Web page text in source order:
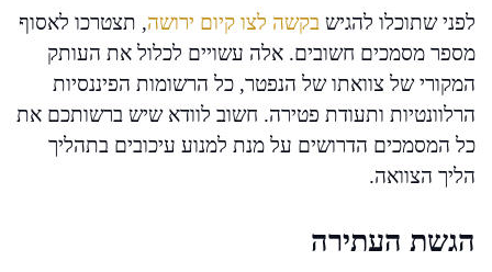
לפני שתוכלו להגיש בקשה לצו קיום ירושה, תצטרכו לאסוף
מספר מסמכים חשובים. אלה עשויים לכלול את העותק
המקורי של צוואתו של הנפטר, כל הרשומות הפיננסיות
הרלוונטיות ותעודת פטירה. חשוב לוודא שיש ברשותכם את
כל המסמכים הדרושים על מנת למנוע עיכובים בתהליך
הליך הצוואה.
הגשת העתירה